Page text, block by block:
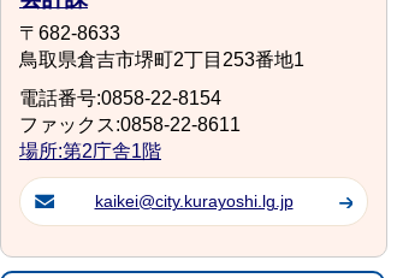
〒682-8633
鳥取県倉吉市堺町2丁目253番地1
電話番号:0858-22-8154
ファックス:0858-22-8611
場所:第2庁舎1階
kaikei@city.kurayoshi.lg.jp